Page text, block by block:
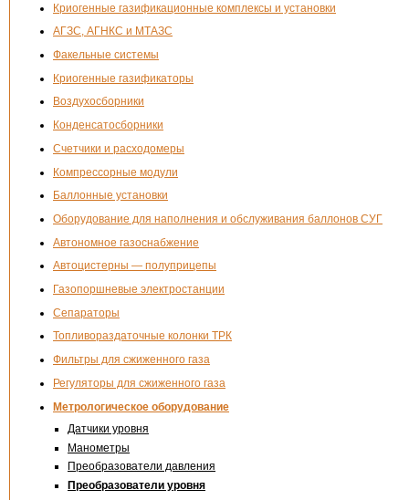
Криогенные газификационные комплексы и установки
АГЗС, АГНКС и МТАЗС
Факельные системы
Криогенные газификаторы
Воздухосборники
Конденсатосборники
Счетчики и расходомеры
Компрессорные модули
Баллонные установки
Оборудование для наполнения и обслуживания баллонов СУГ
Автономное газоснабжение
Автоцистерны — полуприцепы
Газопоршневые электростанции
Сепараторы
Топливораздаточные колонки ТРК
Фильтры для сжиженного газа
Регуляторы для сжиженного газа
Метрологическое оборудование
Датчики уровня
Манометры
Преобразователи давления
Преобразователи уровня